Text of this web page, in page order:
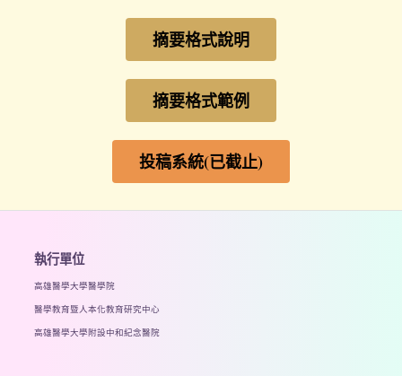
摘要格式說明
摘要格式範例
投稿系統(已截止)
執行單位
高雄醫學大學醫學院
醫學教育暨人本化教育研究中心
高雄醫學大學附設中和紀念醫院